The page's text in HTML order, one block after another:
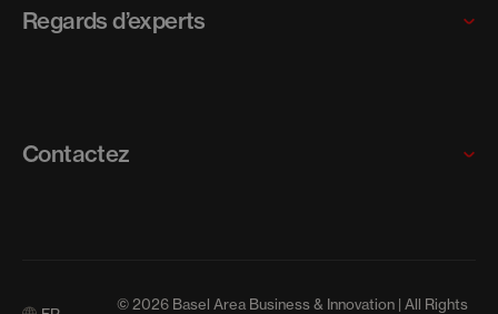
Rencontrer notre équipe
Regards d’experts
Articles
Contactez
© 2026 Basel Area Business & Innovation | All Rights